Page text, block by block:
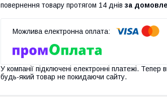
повернення товару протягом 14 днів за
У компанії підключені електронні платежі. Тепер
будь-який товар не покидаючи сайту.